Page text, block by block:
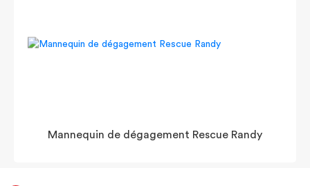
Mannequin de dégagement Rescue Randy